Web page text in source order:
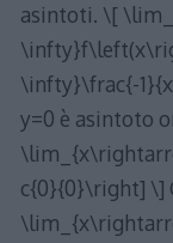
asintoti. \[
\infty}\frac{-
y=0 è asintoto
c{0}{0}\right] \]